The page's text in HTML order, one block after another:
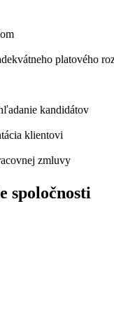
platového
kandidátov
klientovi
zmluvy
spoločnosti